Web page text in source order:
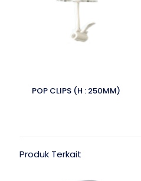
POP CLIPS (H : 250MM)
Produk Terkait